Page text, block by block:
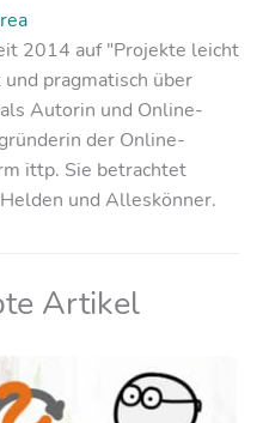
2014 auf "Projekte leicht
pragmatisch über
Autorin und Online-
der Online-
ittp. Sie betrachtet
und Alleskönner.
Artikel